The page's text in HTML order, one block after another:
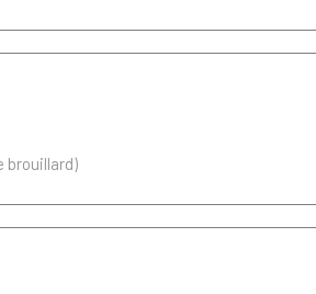
brouillard)